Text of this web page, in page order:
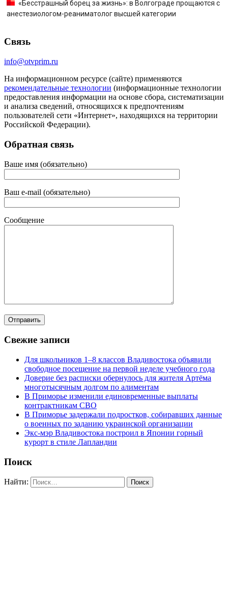
«Бесстрашный борец за жизнь»: в Волгограде прощаются с
анестезиологом-реаниматолог высшей категории
Связь
info@otvprim.ru
На информационном ресурсе (сайте) применяются
рекомендательные технологии (информационные технологии
предоставления информации на основе сбора, систематизации
и анализа сведений, относящихся к предпочтениям
пользователей сети «Интернет», находящихся на территории
Российской Федерации).
Обратная связь
Ваше имя (обязательно)
Ваш e-mail (обязательно)
Сообщение
Свежие записи
Для школьников 1–8 классов Владивостока объявили
свободное посещение на первой неделе учебного года
Доверие без расписки обернулось для жителя Артёма
многотысячным долгом по алиментам
В Приморье изменили единовременные выплаты
контрактникам СВО
В Приморье задержали подростков, собиравших данные
о военных по заданию украинской организации
Экс-мэр Владивостока построил в Японии горный
курорт в стиле Лапландии
Поиск
Найти: